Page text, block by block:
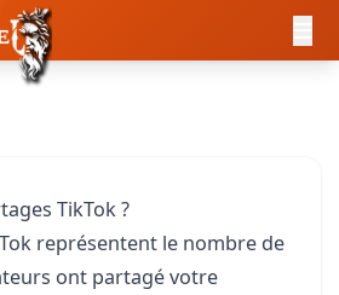
TikTok ?
représentent le nombre de
ont partagé votre